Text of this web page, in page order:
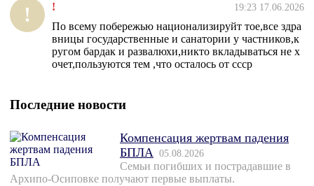
! ! 19:23 17.06.2026
По всему побережью национализируйт тое,все здра
вницы государственные и санатории у частников,к
ругом бардак и развалюхи,никто вкладываться не х
очет,пользуются тем ,что осталось от ссср
Последние новости
Компенсация жертвам падения
БПЛА 05.08.2026
Семьи погибших и пострадавшие в
Архипо-Осиповке получают первые выплаты.